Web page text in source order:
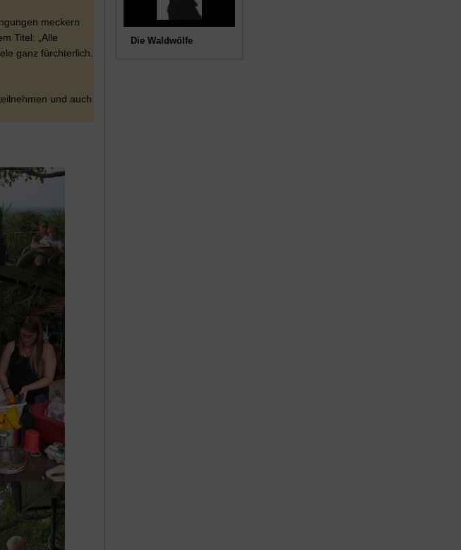
meckern
Titel: „Alle
ganz fürchterlich.
und auch
Die Waldwölfe